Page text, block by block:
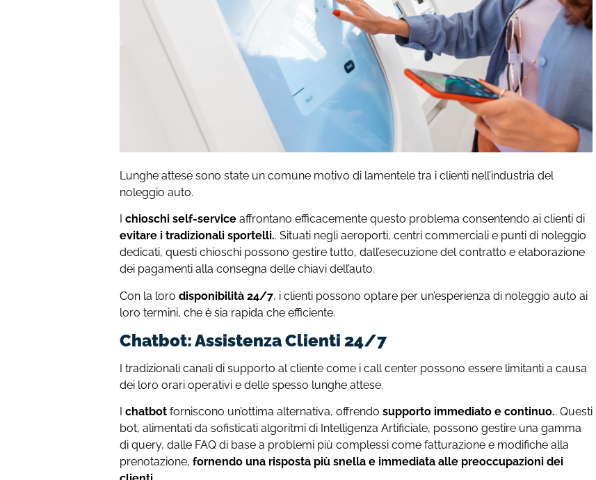
Lunghe attese sono state un comune motivo di lamentele tra i clienti nell’industria del
noleggio auto.
chioschi self-service affrontano efficacemente questo problema consentendo ai clienti di
evitare i tradizionali sportelli.. Situati negli aeroporti, centri commerciali e punti di noleggio
dedicati, questi chioschi possono gestire tutto, dall’esecuzione del contratto e elaborazione
dei pagamenti alla consegna delle chiavi dell’auto.
Con la loro disponibilità 24/7, i clienti possono optare per un’esperienza di noleggio auto ai
loro termini, che è sia rapida che efficiente.
Chatbot: Assistenza Clienti 24/7
I tradizionali canali di supporto al cliente come i call center possono essere limitanti a causa
dei loro orari operativi e delle spesso lunghe attese.
I chatbot forniscono un’ottima alternativa, offrendo supporto immediato e continuo.. Questi
bot, alimentati da sofisticati algoritmi di Intelligenza Artificiale, possono gestire una gamma
di query, dalle FAQ di base a problemi più complessi come fatturazione e modifiche alla
prenotazione, fornendo una risposta più snella e immediata alle preoccupazioni dei